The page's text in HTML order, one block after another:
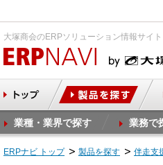
大塚商会のERPソリューション情報サイ
業種・業界で探す 業務で
ERPナビ トップ 製品を探す 伴走支